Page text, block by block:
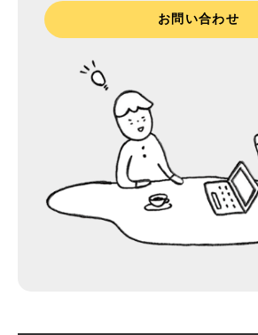
お問い合わせ